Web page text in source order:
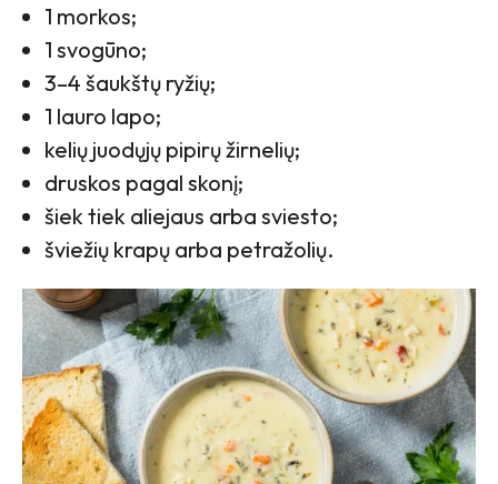
1 morkos;
1 svogūno;
3–4 šaukštų ryžių;
1 lauro lapo;
kelių juodųjų pipirų žirnelių;
druskos pagal skonį;
šiek tiek aliejaus arba sviesto;
šviežių krapų arba petražolių.